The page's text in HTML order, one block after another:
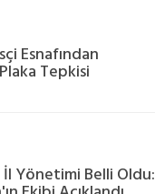
Esnafından
Tepkisi
Yönetimi Belli Oldu: